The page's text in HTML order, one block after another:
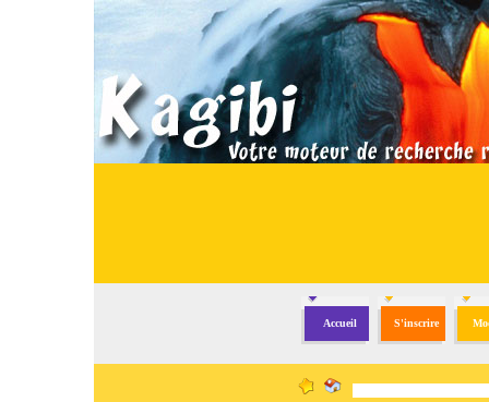
Accueil S'inscrire